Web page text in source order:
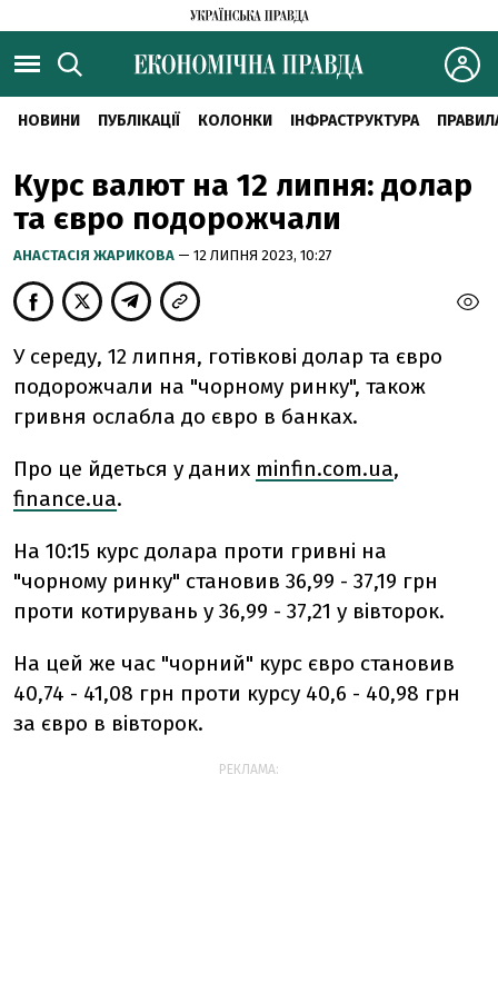
НОВИНИ ПУБЛІКАЦІЇ КОЛОНКИ ІНФРАСТРУКТУРА
Курс валют на 12 липня: долар
та євро подорожчали
АНАСТАСІЯ ЖАРИКОВА — 12 ЛИПНЯ 2023, 10:27
У середу, 12 липня, готівкові долар та євро
подорожчали на "чорному ринку", також
гривня ослабла до євро в банках.
Про це йдеться у даних minfin.com.ua,
finance.ua.
На 10:15 курс долара проти гривні на
"чорному ринку" становив 36,99 - 37,19 грн
проти котирувань у 36,99 - 37,21 у вівторок.
На цей же час "чорний" курс євро становив
40,74 - 41,08 грн проти курсу 40,6 - 40,98 грн
за євро в вівторок.
РЕКЛАМА: